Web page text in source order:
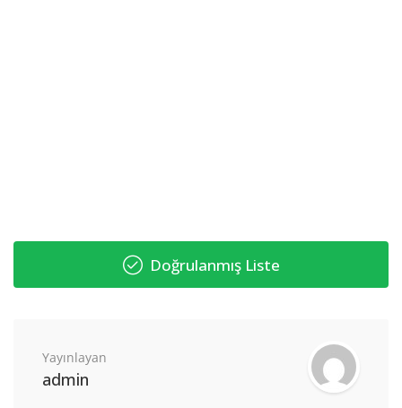
Doğrulanmış Liste
Yayınlayan
admin